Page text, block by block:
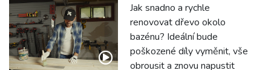
Jak snadno a rychle
renovovat dřevo okolo
bazénu? Ideální bude
poškozené díly vyměnit, vše
obrousit a znovu napustit